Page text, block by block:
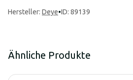
Hersteller: Deye•ID: 89139
Ähnliche Produkte